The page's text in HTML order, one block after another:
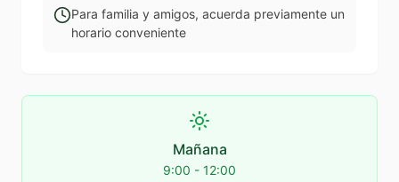
Para familia y amigos, acuerda previamente un
horario conveniente
Mañana
9:00 - 12:00